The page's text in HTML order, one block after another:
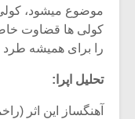
موضوع میشود،
کولی ها قضاوت
را برای همیشه طرد
تحلیل اپرا:
آهنگساز این اثر